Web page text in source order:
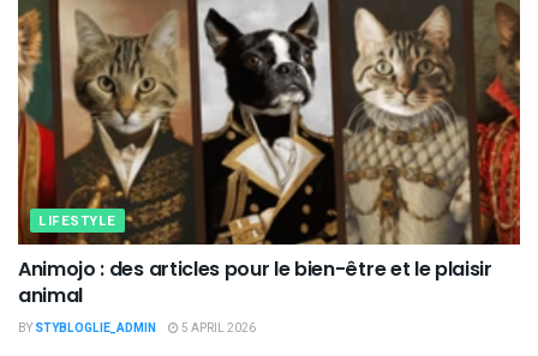
LIFESTYLE
Animojo : des articles pour le bien-être et le plaisir
animal
BY STYBLOGLIE_ADMIN 5 APRIL 2026